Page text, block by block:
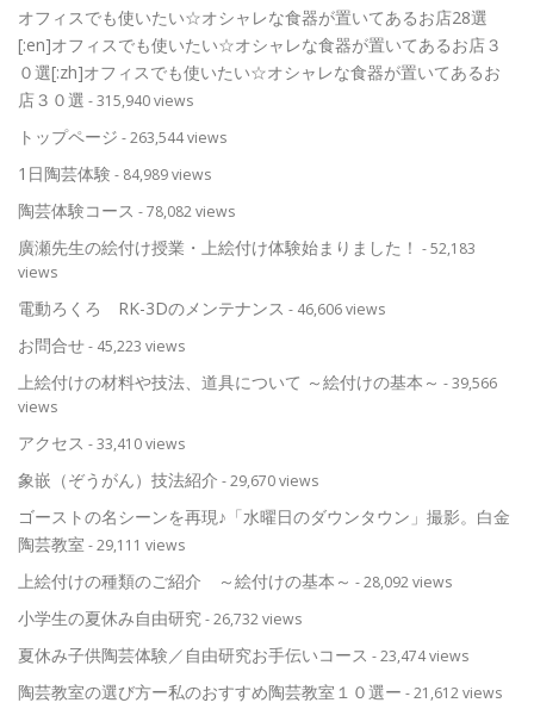
オフィスでも使いたい☆オシャレな食器が置いてあるお店28選
[:en]オフィスでも使いたい☆オシャレな食器が置いてあるお店３
０選[:zh]オフィスでも使いたい☆オシャレな食器が置いてあるお
店３０選 - 315,940 views
トップページ - 263,544 views
1日陶芸体験 - 84,989 views
陶芸体験コース - 78,082 views
廣瀬先生の絵付け授業・上絵付け体験始まりました！ - 52,183
views
電動ろくろ RK-3Dのメンテナンス - 46,606 views
お問合せ- 45,223 views
上絵付けの材料や技法、道具について ～絵付けの基本～ - 39,566
views
アクセス - 33,410 views
象嵌（ぞうがん）技法紹介 - 29,670 views
ゴーストの名シーンを再現♪「水曜日のダウンタウン」撮影。白金
陶芸教室 - 29,111 views
上絵付けの種類のご紹介 ～絵付けの基本～ - 28,092 views
小学生の夏休み自由研究- 26,732 views
夏休み子供陶芸体験／自由研究お手伝いコース - 23,474 views
陶芸教室の選び方ー私のおすすめ陶芸教室１０選ー - 21,612 views